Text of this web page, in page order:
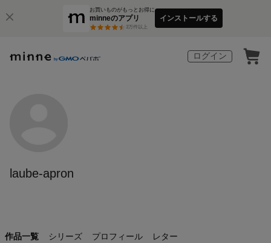
お買いものがもっとお得に
minneのアプリ
3万件以上
インストールする
ログイン
laube-apron
作品一覧 シリーズ プロフィール レター